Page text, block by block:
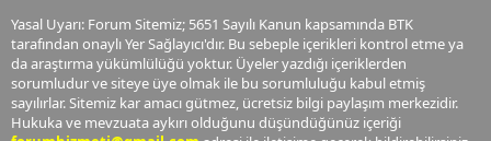
Yasal Uyarı: Forum Sitemiz; 5651 Sayılı Kanun kapsamında BTK
tarafından onaylı Yer Sağlayıcı'dır. Bu sebeple içerikleri kontrol etme ya
da araştırma yükümlülüğü yoktur. Üyeler yazdığı içeriklerden
sorumludur ve siteye üye olmak ile bu sorumluluğu kabul etmiş
sayılırlar. Sitemiz kar amacı gütmez, ücretsiz bilgi paylaşım merkezidir.
Hukuka ve mevzuata aykırı olduğunu düşündüğünüz içeriği